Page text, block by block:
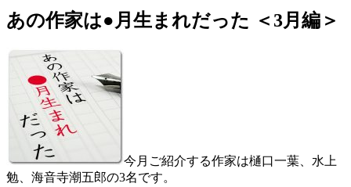
あの作家は●月生まれだった ＜3月編＞
今月ご紹介する作家は樋口一葉、水上
勉、海音寺潮五郎の3名です。